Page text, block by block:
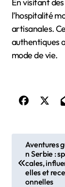
l’hospitalité
artisanales.
authentiques
mode de vie.
Post
Aventures
n Serbie :
cales,
elles et
onnelles